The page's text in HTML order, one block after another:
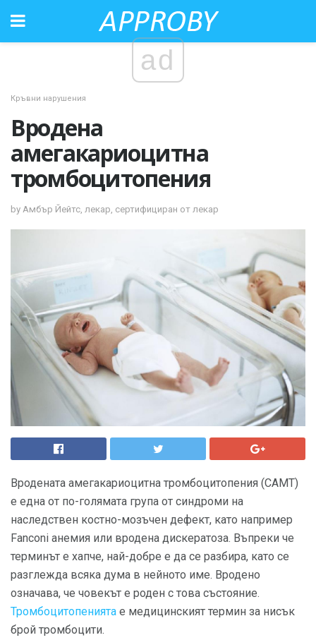
ad
Кръвни нарушения
Вродена
амегакариоцитна
тромбоцитопения
by Амбър Йейтс, лекар, сертифициран от лекар
Вродената амегакариоцитна тромбоцитопения (CAMT)
е една от по-голямата група от синдроми на
наследствен костно-мозъчен дефект, като например
Fanconi анемия или вродена дискератоза. Въпреки че
терминът е хапче, най-добре е да се разбира, като се
разглежда всяка дума в нейното име. Вродено
означава, че човекът е роден с това състояние.
Тромбоцитопенията е медицинският термин за нисък
брой тромбоцити.